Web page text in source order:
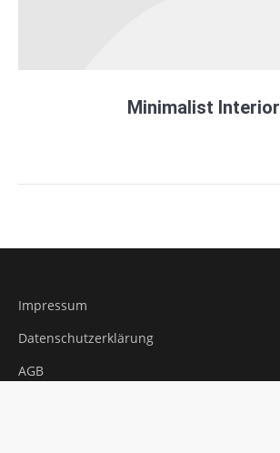
Minimalist Interior
Impressum
Datenschutzerklärung
AGB